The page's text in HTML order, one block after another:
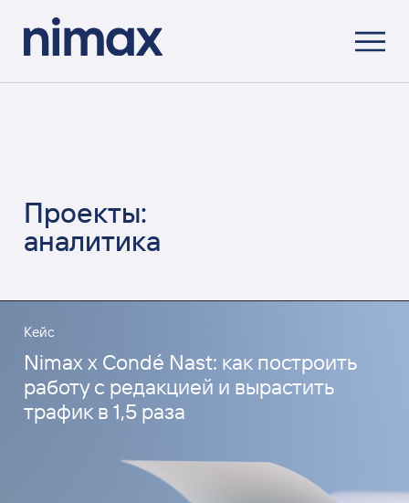
Проекты:
аналитика
Кейс
Nimax x Condé Nast: как построить
работу с редакцией и вырастить
трафик в 1,5 раза